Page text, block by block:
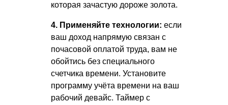
которая зачастую дороже золота.
4. Применяйте технологии: если
ваш доход напрямую связан с
почасовой оплатой труда, вам не
обойтись без специального
счетчика времени. Установите
программу учёта времени на ваш
рабочий девайс. Таймер с